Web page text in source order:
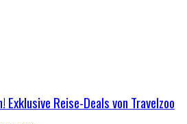
Reise-Deals von Travelzoo